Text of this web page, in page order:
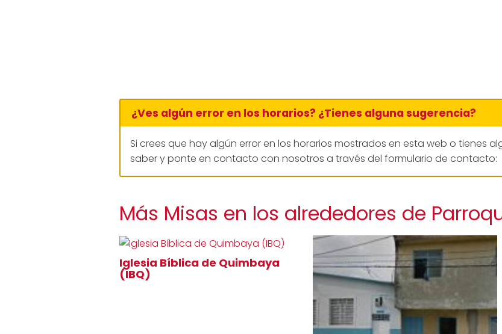
¿Ves algún error en los horarios? ¿Tienes alguna sugerencia?
Si crees que hay algún error en los horarios mostrados en esta web o tienes
saber y ponte en contacto con nosotros a través del formulario de contacto:
Más Misas en los alrededores de
Iglesia Bíblica de Quimbaya
(IBQ)